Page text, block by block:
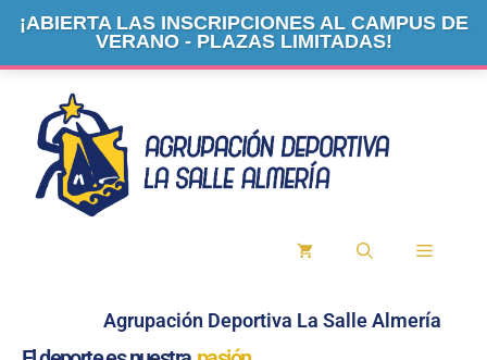
¡ABIERTA LAS INSCRIPCIONES AL CAMPUS DE
VERANO - PLAZAS LIMITADAS!
Agrupación Deportiva La Salle Almería